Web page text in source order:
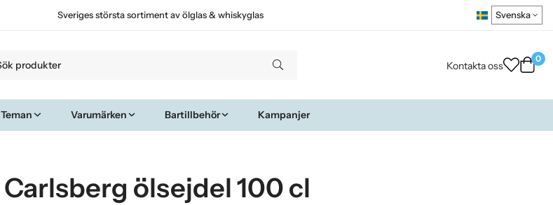
Sveriges största sortiment av ölglas & whiskyglas
Kontakta oss
0
Teman Varumärken Bartillbehör Kampanjer
Carlsberg ölsejdel 100 cl